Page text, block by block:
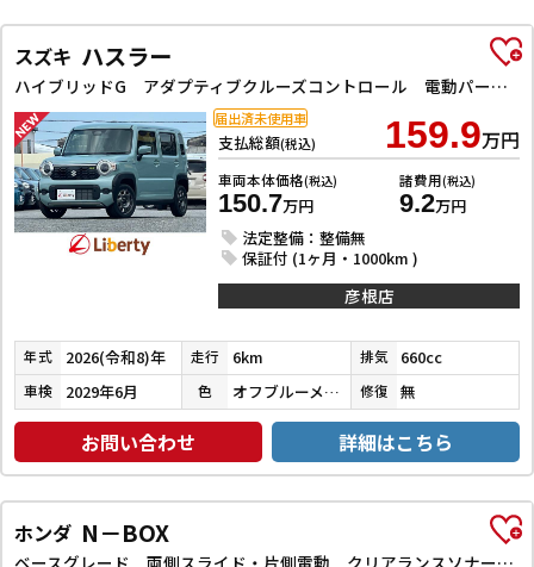
スズキ ハスラー
ハイブリッドG アダプティブクルーズコントロール 電動パーキングブレーキ レーンアシスト 衝突被害軽減システム オートライト LEDヘッドランプ スマートキー アイドリングストップ 電動格納ミラー シートヒーター
支払総額(税込) 159.9万円
車両本体価格(税込)
150.7万円
諸費用(税込)
9.2万円
法定整備：整備無
保証付 (1ヶ月・1000km )
届出済未使用車
彦根店
年式 2026(令和8)年 走行 6km 排気 660cc
車検 2029年6月 色 オフブルーメタリック 修復 無
お問い合わせ 詳細はこちら
ホンダ N－BOX